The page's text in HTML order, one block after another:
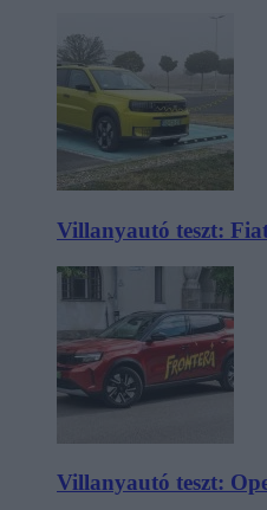
Villanyautó teszt:
Villanyautó teszt: